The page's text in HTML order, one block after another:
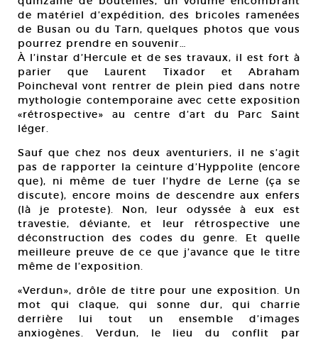
de matériel d’expédition, des bricoles ramenées
de Busan ou du Tarn, quelques photos que vous
pourrez prendre en souvenir…
À l’instar d’Hercule et de ses travaux, il est fort à
parier que Laurent Tixador et Abraham
Poincheval vont rentrer de plein pied dans notre
mythologie contemporaine avec cette exposition
«rétrospective» au centre d’art du Parc Saint
léger.
Sauf que chez nos deux aventuriers, il ne s’agit
pas de rapporter la ceinture d’Hyppolite (encore
que), ni même de tuer l’hydre de Lerne (ça se
discute), encore moins de descendre aux enfers
(là je proteste). Non, leur odyssée à eux est
travestie, déviante, et leur rétrospective une
déconstruction des codes du genre. Et quelle
meilleure preuve de ce que j’avance que le titre
même de l’exposition.
«Verdun», drôle de titre pour une exposition. Un
mot qui claque, qui sonne dur, qui charrie
derrière lui tout un ensemble d’images
anxiogènes. Verdun, le lieu du conflit par